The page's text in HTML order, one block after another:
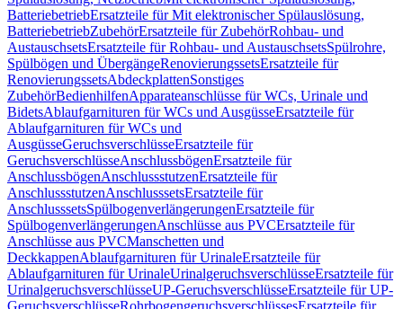
BatteriebetriebErsatzteile für Mit elektronischer Spülauslösung,
BatteriebetriebZubehörErsatzteile für ZubehörRohbau- und
AustauschsetsErsatzteile für Rohbau- und AustauschsetsSpülrohre,
Spülbögen und ÜbergängeRenovierungssetsErsatzteile für
RenovierungssetsAbdeckplattenSonstiges
ZubehörBedienhilfenApparateanschlüsse für WCs, Urinale und
BidetsAblaufgarnituren für WCs und AusgüsseErsatzteile für
Ablaufgarnituren für WCs und
AusgüsseGeruchsverschlüsseErsatzteile für
GeruchsverschlüsseAnschlussbögenErsatzteile für
AnschlussbögenAnschlussstutzenErsatzteile für
AnschlussstutzenAnschlusssetsErsatzteile für
AnschlusssetsSpülbogenverlängerungenErsatzteile für
SpülbogenverlängerungenAnschlüsse aus PVCErsatzteile für
Anschlüsse aus PVCManschetten und
DeckkappenAblaufgarnituren für UrinaleErsatzteile für
Ablaufgarnituren für UrinaleUrinalgeruchsverschlüsseErsatzteile für
UrinalgeruchsverschlüsseUP-GeruchsverschlüsseErsatzteile für UP-
GeruchsverschlüsseRohrbogengeruchsverschlüssesErsatzteile für